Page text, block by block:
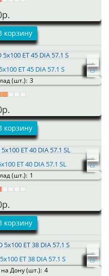
корзину
ET 45 DIA 57.1 S
(шт.): 3
корзину
ET 40 DIA 57.1 SL
(шт.): 1
корзину
ET 38 DIA 57.1 S
на Дону (шт.): 4